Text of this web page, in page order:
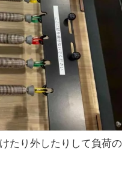
たり外したりして負荷の